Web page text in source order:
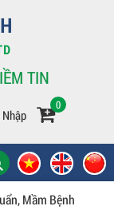
TIN
0
Mầm Bệnh